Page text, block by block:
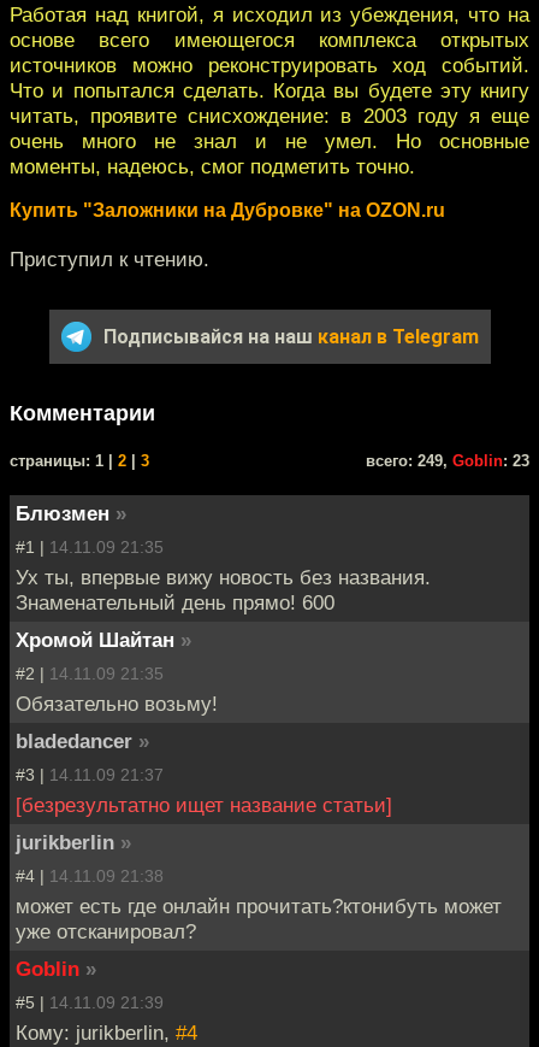
Работая над книгой, я исходил из убеждения, что на
основе всего имеющегося комплекса открытых
источников можно реконструировать ход событий.
Что и попытался сделать. Когда вы будете эту книгу
читать, проявите снисхождение: в 2003 году я еще
очень много не знал и не умел. Но основные
моменты, надеюсь, смог подметить точно.
Купить "Заложники на Дубровке" на OZON.ru
Приступил к чтению.
Подписывайся на наш канал в Telegram
Комментарии
cтраницы: 1 | 2 3 всего: 249, Goblin: 23
Блюзмен »
#1 | 14.11.09 21:35
Ух ты, впервые вижу новость без названия.
Знаменательный день прямо! 600
Хромой Шайтан »
#2 | 14.11.09 21:35
Обязательно возьму!
bladedancer »
#3 | 14.11.09 21:37
[безрезультатно ищет название статьи]
jurikberlin »
#4 | 14.11.09 21:38
может есть где онлайн прочитать?ктонибуть может
уже отсканировал?
Goblin »
#5 | 14.11.09 21:39
Кому: jurikberlin, #4